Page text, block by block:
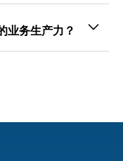
筹备、自动薪
业务生产力？